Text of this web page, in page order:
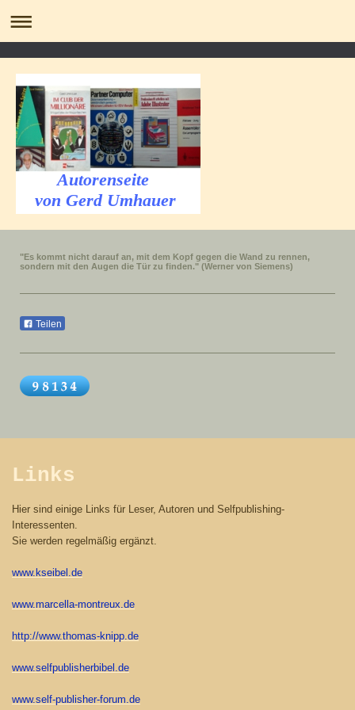
Autorenseite
von Gerd Umhauer
"Es kommt nicht darauf an, mit dem Kopf gegen die Wand zu rennen,
sondern mit den Augen die Tür zu finden." (Werner von Siemens)
Teilen
Links
Hier sind einige Links für Leser, Autoren und Selfpublishing-
Interessenten.
Sie werden regelmäßig ergänzt.
www.kseibel.de
www.marcella-montreux.de
http://www.thomas-knipp.de
www.selfpublisherbibel.de
www.self-publisher-forum.de